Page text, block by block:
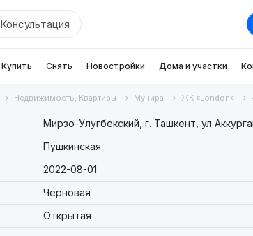
Консультация
Купить Снять Новостройки Дома и участки
Недвижимость, Квартиры Мунира ЖК «London»
Мирзо-Улугбекский, г. Ташкент, ул
Пушкинская
2022-08-01
Черновая
Открытая